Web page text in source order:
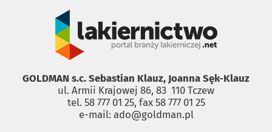
GOLDMAN s.c. Sebastian Klauz, Joanna Sęk-Klauz
ul. Armii Krajowej 86, 83 ­ 110 Tczew
tel. 58 777 01 25, fax 58 777 01 25
e-mail: ado@goldman.pl